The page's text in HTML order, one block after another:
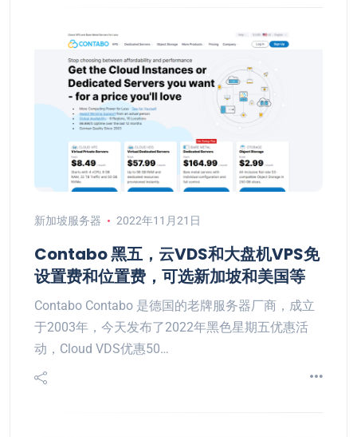
新加坡服务器 2022年11月21日
Contabo 黑五，云VDS和大盘机VPS免
设置费和位置费，可选新加坡和美国等
Contabo Contabo 是德国的老牌服务器厂商，成立
于2003年，今天发布了2022年黑色星期五优惠活
动，Cloud VDS优惠50…